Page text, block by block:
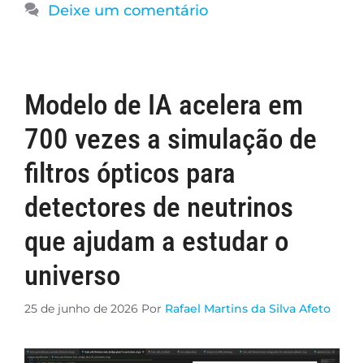
Deixe um comentário
Modelo de IA acelera em
700 vezes a simulação de
filtros ópticos para
detectores de neutrinos
que ajudam a estudar o
universo
25 de junho de 2026 Por Rafael Martins da Silva Afeto